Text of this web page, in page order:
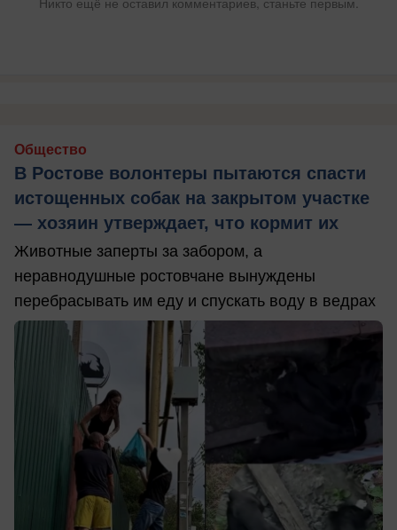
Общество
В Ростове волонтеры пытаются спасти
истощенных собак на закрытом участке
— хозяин утверждает, что кормит их
Животные заперты за забором, а
неравнодушные ростовчане вынуждены
перебрасывать им еду и спускать воду в ведрах